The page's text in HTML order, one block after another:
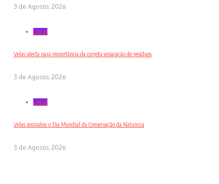
3 de Agosto, 2026
Local
Velas alerta para importância da correta separação de resíduos
3 de Agosto, 2026
Local
Velas assinalou o Dia Mundial da Conservação da Natureza
3 de Agosto, 2026